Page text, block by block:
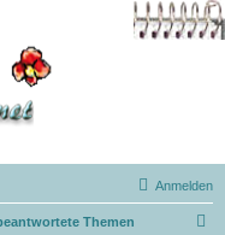
Anmelden
Themen